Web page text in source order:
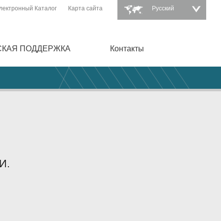
Pусский
Каталог Карта сайта
ПОДДЕРЖКА Контакты